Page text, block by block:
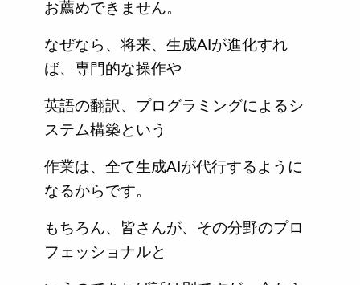
お薦めできません。
なぜなら、将来、生成AIが進化すれ
ば、専門的な操作や
英語の翻訳、プログラミングによるシ
ステム構築という
作業は、全て生成AIが代行するように
なるからです。
もちろん、皆さんが、その分野のプロ
フェッショナルと